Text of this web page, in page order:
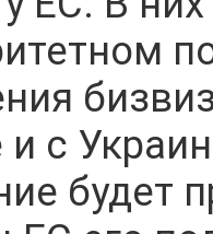
и с
будет